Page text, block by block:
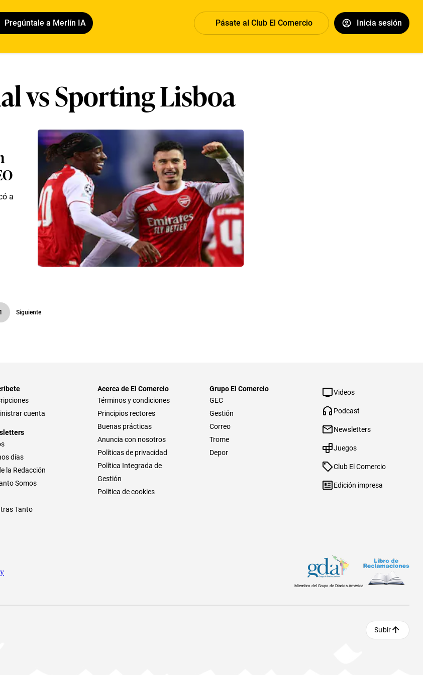
Pregúntale a Merlín IA Pásate al Club El Comercio Inicia sesión
vs Sporting Lisboa
a
1 Siguiente
cuenta
días
la Redacción
Somos
Tanto
Acerca de El Comercio
Términos y condiciones
Principios rectores
Buenas prácticas
Anuncia con nosotros
Políticas de privacidad
Política Integrada de
Gestión
Política de cookies
Grupo El Comercio
GEC
Gestión
Correo
Trome
Depor
Videos
Podcast
Newsletters
Juegos
Club El Comercio
Edición impresa
Miembro del Grupo de Diarios América
Subir